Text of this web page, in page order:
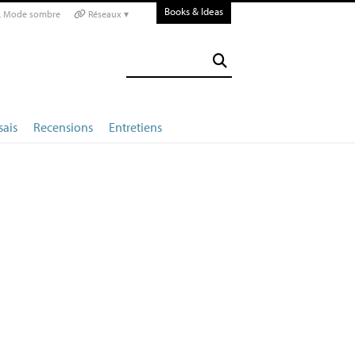
Mode sombre Réseaux ▾ Books & Ideas
Recensions Entretiens